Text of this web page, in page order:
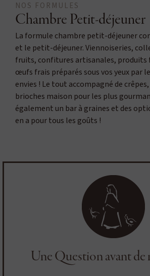
NOS FORMULES
Chambre Petit-déjeuner
La formule chambre petit-déjeuner
et le petit-déjeuner. Viennoiseries,
fruits, confitures artisanales, produits
œufs frais préparés sous vos yeux par
envies ! Le tout accompagné de
brioches maison pour les plus
également un bar à graines et des
en a pour tous les goûts !
Une Question avant de